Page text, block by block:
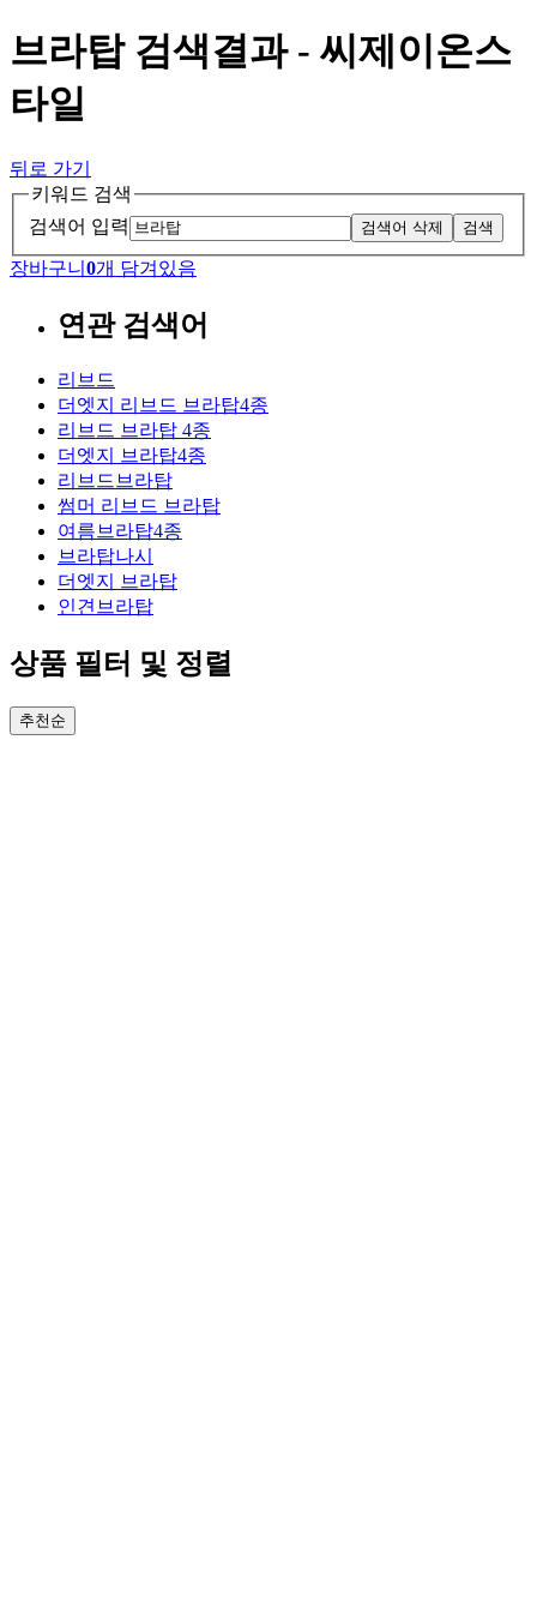
브라탑 검색결과 - 씨제이온스
타일
뒤로 가기
키워드 검색
검색어 입력
검색어 삭제 검색
장바구니 0개 담겨있음
연관 검색어
리브드
더엣지 리브드 브라탑4종
리브드 브라탑 4종
더엣지 브라탑4종
리브드브라탑
썸머 리브드 브라탑
여름브라탑4종
브라탑나시
더엣지 브라탑
인견브라탑
상품 필터 및 정렬
추천순